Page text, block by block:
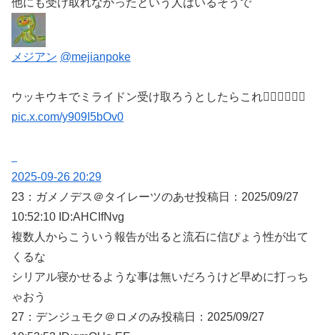
他にも受け取れなかったという人はいるそうで
メジアン @mejianpoke
ウッキウキでミライドン受け取ろうとしたらこれ😵‍💫😵‍💫😵‍💫
pic.x.com/y909I5bOv0
2025-09-26 20:29
23： ガメノデス＠タイレーツのあせ投稿日：2025/09/27
10:52:10 ID:AHCIfNvg
複数人からこういう報告が出ると流石に信ぴょう性が出て
くるな
シリアル寝かせるような事は無いだろうけど早めに打っち
ゃおう
27： デンジュモク＠ロメのみ投稿日：2025/09/27